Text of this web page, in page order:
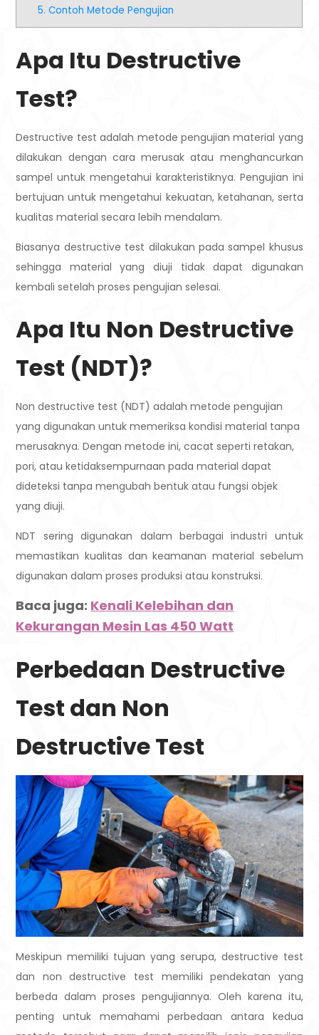
5. Contoh Metode Pengujian
Apa Itu Destructive
Test?
Destructive test adalah metode pengujian material yang
dilakukan dengan cara merusak atau menghancurkan
sampel untuk mengetahui karakteristiknya. Pengujian ini
bertujuan untuk mengetahui kekuatan, ketahanan, serta
kualitas material secara lebih mendalam.
Biasanya destructive test dilakukan pada sampel khusus
sehingga material yang diuji tidak dapat digunakan
kembali setelah proses pengujian selesai.
Apa Itu Non Destructive
Test (NDT)?
Non destructive test (NDT) adalah metode pengujian
yang digunakan untuk memeriksa kondisi material tanpa
merusaknya. Dengan metode ini, cacat seperti retakan,
pori, atau ketidaksempurnaan pada material dapat
dideteksi tanpa mengubah bentuk atau fungsi objek
yang diuji.
NDT sering digunakan dalam berbagai industri untuk
memastikan kualitas dan keamanan material sebelum
digunakan dalam proses produksi atau konstruksi.
Baca juga: Kenali Kelebihan dan
Kekurangan Mesin Las 450 Watt
Perbedaan Destructive
Test dan Non
Destructive Test
Meskipun memiliki tujuan yang serupa, destructive test
dan non destructive test memiliki pendekatan yang
berbeda dalam proses pengujiannya. Oleh karena itu,
penting untuk memahami perbedaan antara kedua